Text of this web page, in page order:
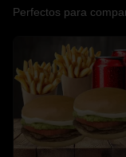
Perfectos para